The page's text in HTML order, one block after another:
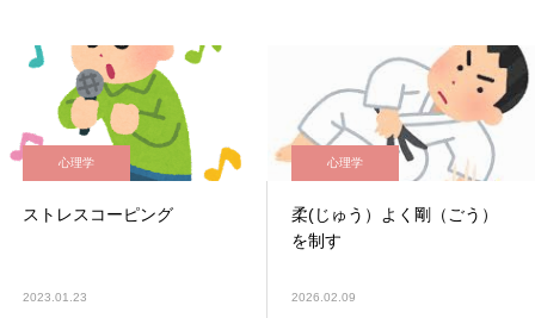
心理学
ストレスコーピング
2023.01.23
心理学
柔(じゅう）よく剛（ごう）
を制す
2026.02.09